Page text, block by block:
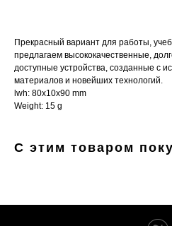
Прекрасный вариант для работы,
предлагаем высококачественные,
доступные устройства, созданные с
материалов и новейших технологий.
lwh: 80x10x90 mm
Weight: 15 g
С этим товаром